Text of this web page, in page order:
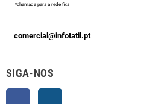
*chamada para a rede fixa
comercial@infotatil.pt
SIGA-NOS